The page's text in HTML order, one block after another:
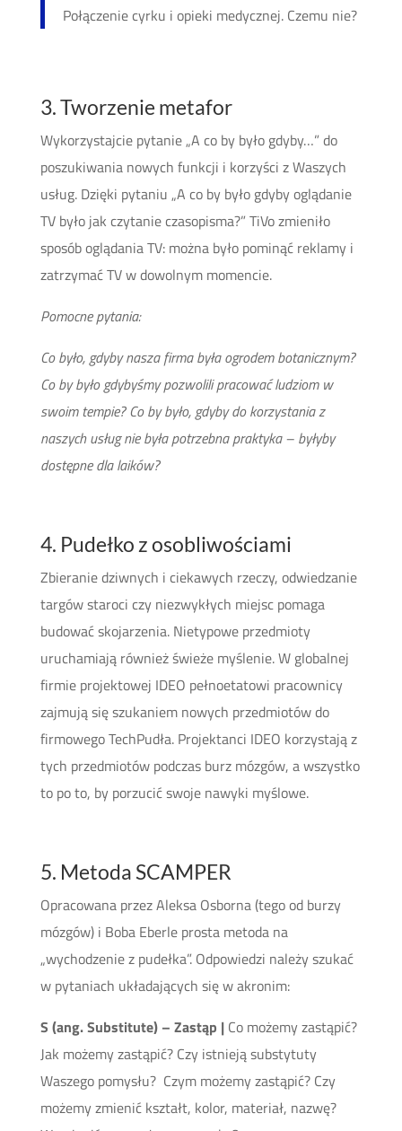
Połączenie cyrku i opieki medycznej. Czemu nie?
3. Tworzenie metafor
Wykorzystajcie pytanie „A co by było gdyby…” do
poszukiwania nowych funkcji i korzyści z Waszych
usług. Dzięki pytaniu „A co by było gdyby oglądanie
TV było jak czytanie czasopisma?” TiVo zmieniło
sposób oglądania TV: można było pominąć reklamy i
zatrzymać TV w dowolnym momencie.
Pomocne pytania:
Co było, gdyby nasza firma była ogrodem botanicznym?
Co by było gdybyśmy pozwolili pracować ludziom w
swoim tempie? Co by było, gdyby do korzystania z
naszych usług nie była potrzebna praktyka – byłyby
dostępne dla laików?
4. Pudełko z osobliwościami
Zbieranie dziwnych i ciekawych rzeczy, odwiedzanie
targów staroci czy niezwykłych miejsc pomaga
budować skojarzenia. Nietypowe przedmioty
uruchamiają również świeże myślenie. W globalnej
firmie projektowej IDEO pełnoetatowi pracownicy
zajmują się szukaniem nowych przedmiotów do
firmowego TechPudła. Projektanci IDEO korzystają z
tych przedmiotów podczas burz mózgów, a wszystko
to po to, by porzucić swoje nawyki myślowe.
5. Metoda SCAMPER
Opracowana przez Aleksa Osborna (tego od burzy
mózgów) i Boba Eberle prosta metoda na
„wychodzenie z pudełka”. Odpowiedzi należy szukać
w pytaniach układających się w akronim:
S (ang. Substitute) – Zastąp | Co możemy zastąpić?
Jak możemy zastąpić? Czy istnieją substytuty
Waszego pomysłu? Czym możemy zastąpić? Czy
możemy zmienić kształt, kolor, materiał, nazwę?